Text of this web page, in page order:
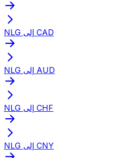
NLG إلى CAD
NLG إلى AUD
NLG إلى CHF
NLG إلى CNY